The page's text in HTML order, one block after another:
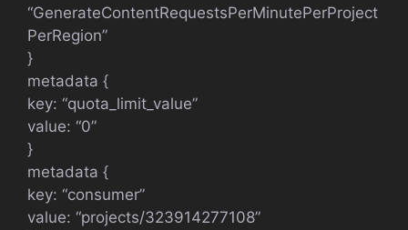
“GenerateContentRequestsPerMinutePerProject
PerRegion”
}
metadata {
key: “quota_limit_value”
value: “0”
}
metadata {
key: “consumer”
value: “projects/323914277108”